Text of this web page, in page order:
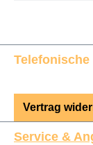
Vertrag
Service &